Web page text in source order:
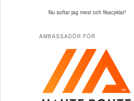
Nu softar jag mest och fikacyklar!
AMBASSADÖR FÖR